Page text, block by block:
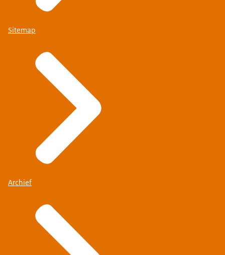
Sitemap
Archief